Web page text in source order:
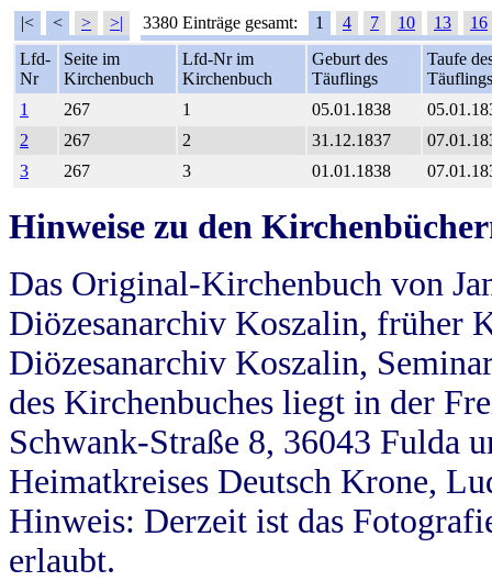
|< < > >| 3380 Einträge gesamt: 1 4 7 10 13
16
Lfd-
Nr
Seite im
Kirchenbuch
Lfd-Nr im
Kirchenbuch
Geburt des
Täuflings
Taufe
Täuflings
1
267 1 05.01.1838
2
267 2 31.12.1837
3
267 3 01.01.1838
Hinweise zu den
Das Original-Kirchenbuch von
Diözesanarchiv Koszalin, früher
Diözesanarchiv Koszalin,
des Kirchenbuches liegt in der
Schwank-Straße 8, 36043 Fulda
Heimatkreises Deutsch Krone,
Hinweis: Derzeit ist das
erlaubt.